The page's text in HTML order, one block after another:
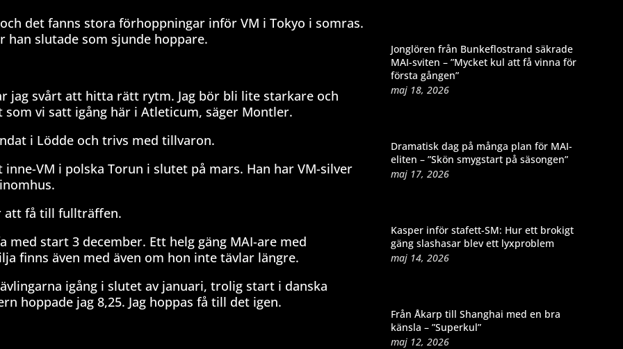
det fanns stora förhoppningar inför VM i Tokyo i somras.
slutade som sjunde hoppare.
jag svårt att hitta rätt rytm. Jag bör bli lite starkare och
vi satt igång här i Atleticum, säger Montler.
i Lödde och trivs med tillvaron.
VM i polska Torun i slutet på mars. Han har VM-silver
att få till fullträffen.
start 3 december. Ett helg gäng MAI-are med
finns även med även om hon inte tävlar längre.
igång i slutet av januari, trolig start i danska
hoppade jag 8,25. Jag hoppas få till det igen.
Jonglören från Bunkeflostrand säkrade
MAI-sviten – ”Mycket kul att få vinna för
första gången”
maj 18, 2026
Dramatisk dag på många plan för MAI-
eliten – ”Skön smygstart på säsongen”
maj 17, 2026
Kasper inför stafett-SM: Hur ett brokigt
gäng slashasar blev ett lyxproblem
maj 14, 2026
Från Åkarp till Shanghai med en bra
känsla – ”Superkul”
maj 12, 2026